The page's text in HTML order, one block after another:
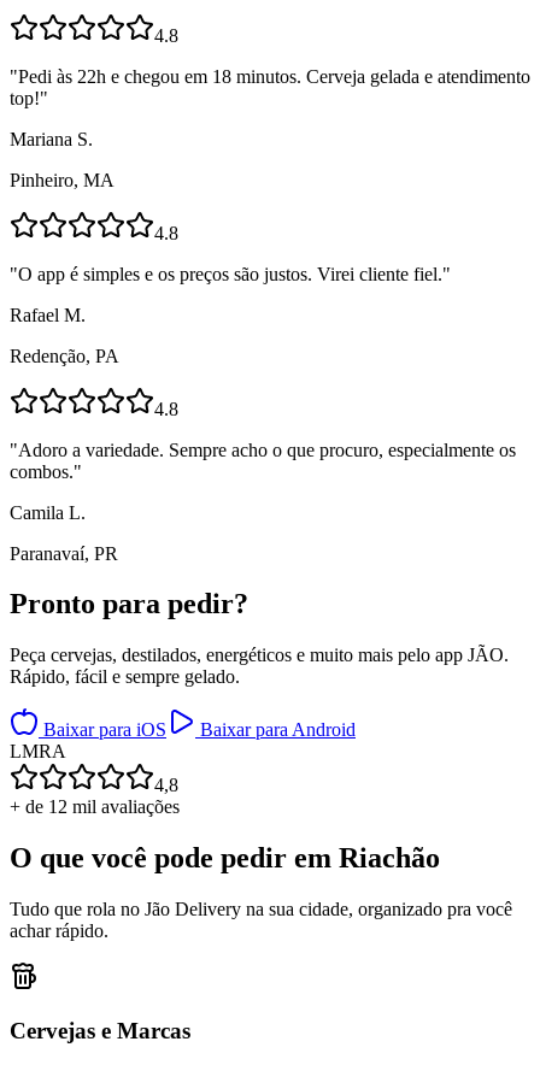
4.8
"Pedi às 22h e chegou em 18 minutos. Cerveja gelada e atendimento
top!"
Mariana S.
Pinheiro, MA
4.8
"O app é simples e os preços são justos. Virei cliente fiel."
Rafael M.
Redenção, PA
4.8
"Adoro a variedade. Sempre acho o que procuro, especialmente os
combos."
Camila L.
Paranavaí, PR
Pronto para pedir?
Peça cervejas, destilados, energéticos e muito mais pelo app JÃO.
Rápido, fácil e sempre gelado.
Baixar para iOS
Baixar para Android
LMRA
4,8
+ de 12 mil avaliações
O que você pode pedir em Riachão
Tudo que rola no Jão Delivery na sua cidade, organizado pra você
achar rápido.
Cervejas e Marcas